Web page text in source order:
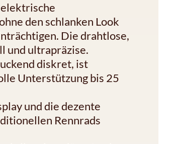
den schlanken Look
Die drahtlose,
und ultrapräzise.
diskret, ist
Unterstützung bis 25
und die dezente
Rennrads